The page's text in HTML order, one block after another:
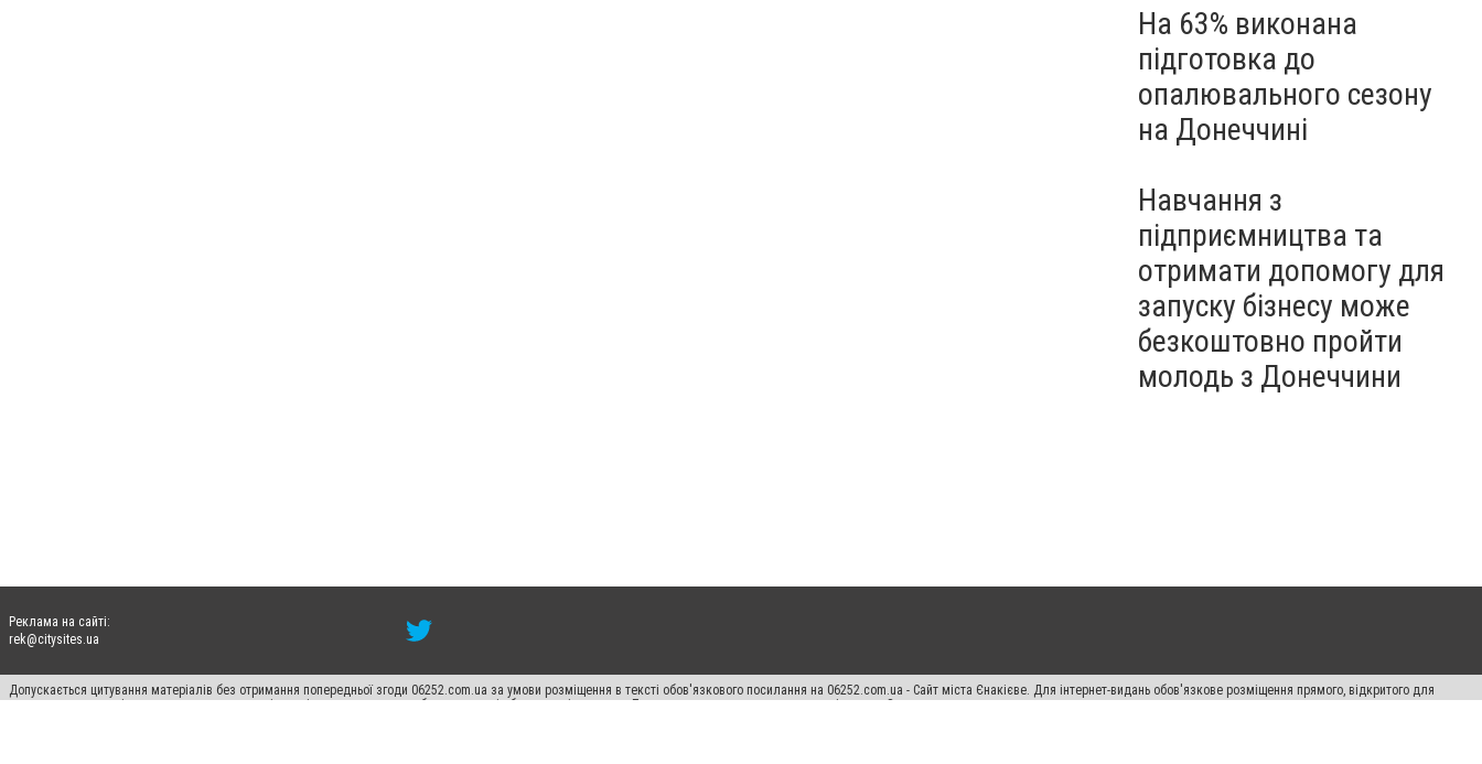
На 63% виконана
підготовка до
опалювального сезону
на Донеччині
Навчання з
підприємництва та
отримати допомогу для
запуску бізнесу може
безкоштовно пройти
молодь з Донеччини
Реклама на сайті:
rek@citysites.ua
Допускається цитування матеріалів без отримання попередньої згоди 06252.com.ua за умови розміщення в тексті обов'язкового посилання на 06252.com.ua - Сайт міста Єнакієве. Для інтернет-видань обов'язкове розміщення прямого, відкритого для
пошукових систем гіперпосилання на цитовані статті не нижче другого абзацу в тексті або в якості джерела. Порушення виняткових прав переслідується Законом.